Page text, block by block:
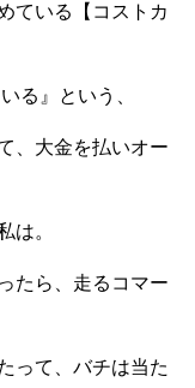
ている【コストカ
る』という、
、大金を払いオー
は。
たら、走るコマー
って、バチは当た